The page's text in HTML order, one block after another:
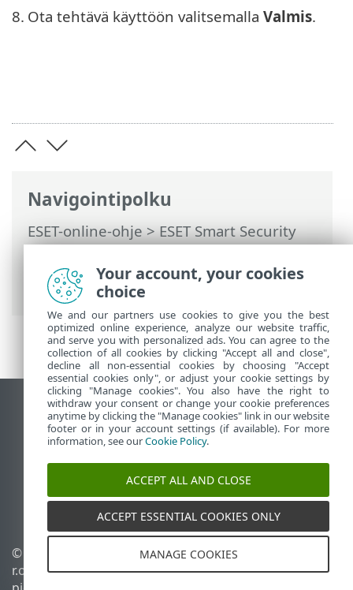
Navigointipolku
ESET-online-ohje>ESET Smart Security
Premium>Usein kysytyt kysymykset>
Kuinka ajoittaa viikoittainen
laiteskannaus
8. Ota tehtävä käyttöön valitsemalla Valmis.
Näytä tietokonesivusto
End of Life
ESET-tietämyskanta
ESET-foorumi
ESET Status Portal
Alueellinen tuki
© 1992 - 2026 ESET, spol. s
r.o. – Kaikki oikeudet
Evästeiden hallinta
Evästekäytäntö
Your account, your cookies
choice
We and our partners use cookies to give you the best
optimized online experience, analyze our website traffic,
and serve you with personalized ads. You can agree to the
collection of all cookies by clicking "Accept all and close",
decline all non-essential cookies by choosing "Accept
essential cookies only", or adjust your cookie settings by
clicking "Manage cookies". You also have the right to
withdraw your consent or change your cookie preferences
anytime by clicking the "Manage cookies" link in our website
footer or in your account settings (if available). For more
information, see ourCookie Policy.
ACCEPT ALL AND CLOSE
ACCEPT ESSENTIAL COOKIES ONLY
MANAGE COOKIES